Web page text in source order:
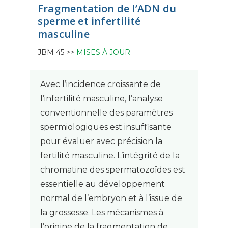
Fragmentation de l’ADN du
sperme et infertilité
masculine
JBM 45 >> MISES À JOUR
Avec l’incidence croissante de
l’infertilité masculine, l’analyse
conventionnelle des paramètres
spermiologiques est insuffisante
pour évaluer avec précision la
fertilité masculine. L’intégrité de la
chromatine des spermatozoïdes est
essentielle au développement
normal de l’embryon et à l’issue de
la grossesse. Les mécanismes à